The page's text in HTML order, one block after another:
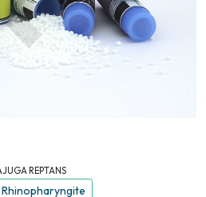
REPTANS
Rhinopharyngite